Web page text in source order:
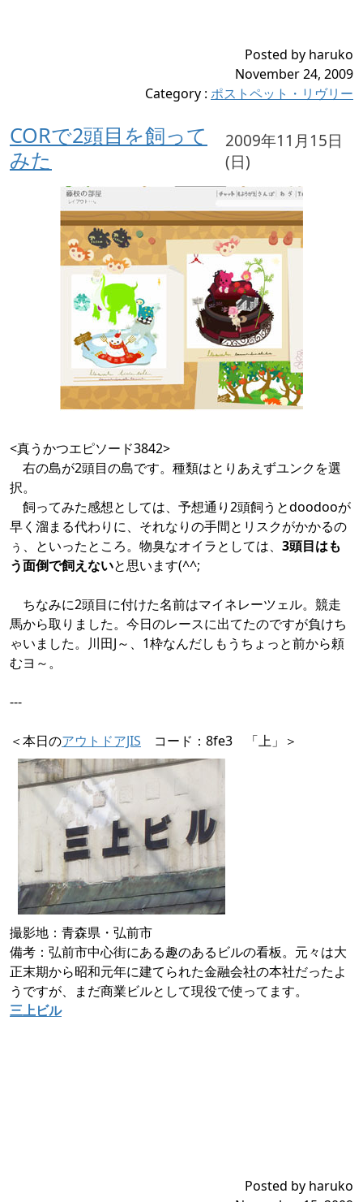
Posted by haruko
November 24, 2009
Category : ポストペット・リヴリー
CORで2頭目を飼って
みた
2009年11月15日
(日)
<真うかつエピソード3842>
右の島が2頭目の島です。種類はとりあえずユンクを選
択。
飼ってみた感想としては、予想通り2頭飼うとdoodooが
早く溜まる代わりに、それなりの手間とリスクがかかるの
ぅ、といったところ。物臭なオイラとしては、 3頭目はも
う面倒で飼えないと思います(^^;
ちなみに2頭目に付けた名前はマイネレーツェル。競走
馬から取りました。今日のレースに出てたのですが負けち
ゃいました。川田J～、1枠なんだしもうちょっと前から頼
むヨ～。
---
＜本日のアウトドアJIS コード：8fe3 「上」＞
撮影地：青森県・弘前市
備考：弘前市中心街にある趣のあるビルの看板。元々は大
正末期から昭和元年に建てられた金融会社の本社だったよ
うですが、まだ商業ビルとして現役で使ってます。
三上ビル
Posted by haruko